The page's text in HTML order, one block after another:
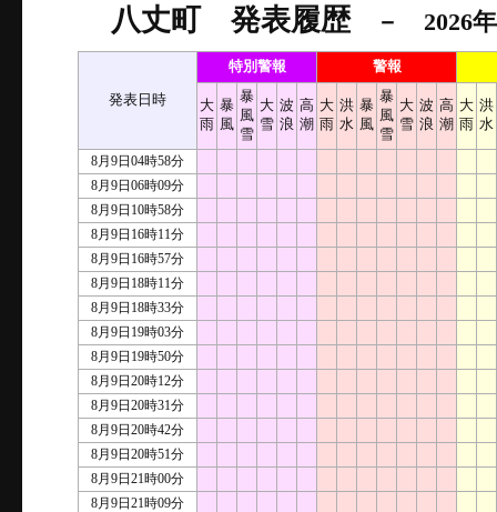
八丈町 発表履歴－ 2026年8
発表日時
特別警報 警報
大
雨
暴
風
暴
風
雪
大
雪
波
浪
高
潮
大
雨
洪
水
暴
風
暴
風
雪
大
雪
波
浪
高
潮
大
雨
洪
水
8月9日04時58分
8月9日06時09分
8月9日10時58分
8月9日16時11分
8月9日16時57分
8月9日18時11分
8月9日18時33分
8月9日19時03分
8月9日19時50分
8月9日20時12分
8月9日20時31分
8月9日20時42分
8月9日20時51分
8月9日21時00分
8月9日21時09分